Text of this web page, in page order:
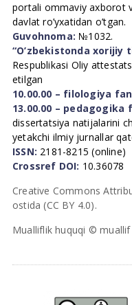
portali ommaviy axborot
davlat ro’yxatidan o’tgan.
Guvohnoma: №1032.
“O’zbekistonda xorijiy
Respublikasi Oliy
etilgan
10.00.00 – filologiya
13.00.00 – pedagogika
dissertatsiya natijalarini
yetakchi ilmiy jurnallar
ISSN: 2181-8215 (online)
Crossref DOI: 10.36078
Creative Commons
ostida (CC BY 4.0).
Mualliflik huquqi © muallif